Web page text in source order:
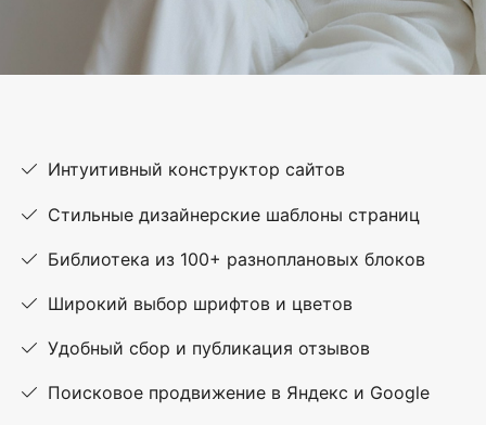
Интуитивный конструктор сайтов
Стильные дизайнерские шаблоны страниц
Библиотека из 100+ разноплановых блоков
Широкий выбор шрифтов и цветов
Удобный сбор и публикация отзывов
Поисковое продвижение в Яндекс и Google